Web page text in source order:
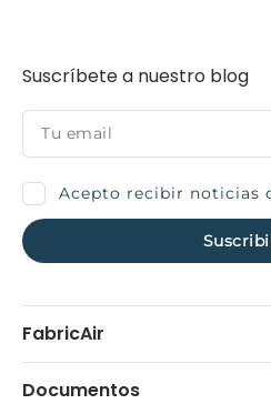
FabricAir
Documentos
Suscríbete a nuestro blog
Acepto recibir noticias